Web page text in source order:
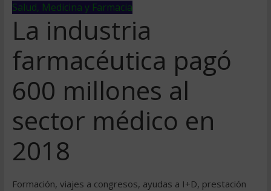
Salud, Medicina y Farmacia
La industria
farmacéutica pagó
600 millones al
sector médico en
2018
Formación, viajes a congresos, ayudas a I+D, prestación